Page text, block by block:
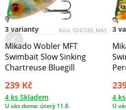
Kód: 0247285_MAS
3 varianty
Mikado Wobler MFT
Swimbait Slow Sinking
Chartreuse Bluegill
239 Kč
4 ks Skladem
U vás doma: úterý 11.8.
3
4
U